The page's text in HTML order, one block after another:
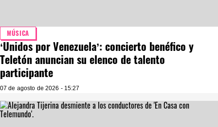
MÚSICA
‘Unidos por Venezuela’: concierto benéfico y
Teletón anuncian su elenco de talento
participante
07 de agosto de 2026 - 15:27